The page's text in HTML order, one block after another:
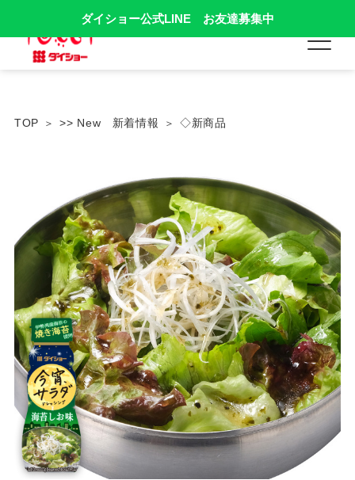
ダイショー公式LINE お友達募集中
TOP >> New 新着情報 ◇新商品